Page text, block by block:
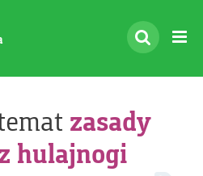
zasady
hulajnogi